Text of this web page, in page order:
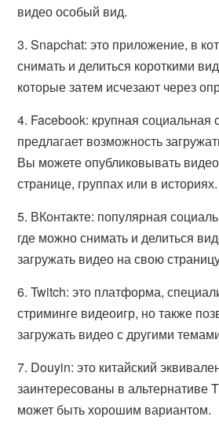
видео особый вид.
3. Snapchat: это приложение, в
снимать и делиться короткими
которые затем исчезают через
4. Facebook: крупная социальная
предлагает возможность
Вы можете опубликовывать
странице, группах или в историях.
5. ВКонтакте: популярная
где можно снимать и делиться
загружать видео на свою
6. Twitch: это платформа,
стриминге видеоигр, но также
загружать видео с другими
7. Douyin: это китайский
заинтересованы в альтернативе
может быть хорошим вариантом.